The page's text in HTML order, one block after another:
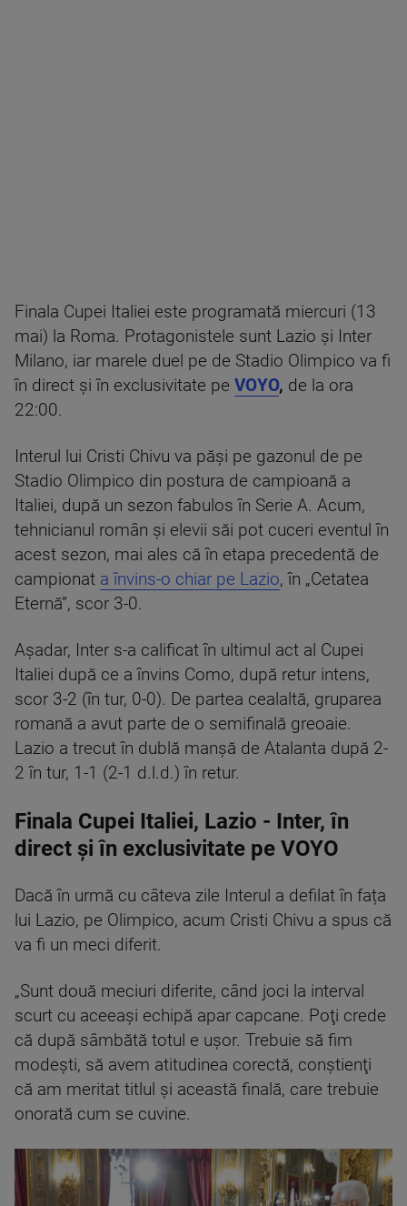
Finala Cupei Italiei este programată miercuri (13
mai) la Roma. Protagonistele sunt Lazio și Inter
Milano, iar marele duel pe de Stadio Olimpico va fi
în direct și în exclusivitate pe VOYO, de la ora
22:00.
Interul lui Cristi Chivu va păși pe gazonul de pe
Stadio Olimpico din postura de campioană a
Italiei, după un sezon fabulos în Serie A. Acum,
tehnicianul român și elevii săi pot cuceri eventul în
acest sezon, mai ales că în etapa precedentă de
campionat a învins-o chiar pe Lazio, în „Cetatea
Eternă”, scor 3-0.
Așadar, Inter s-a calificat în ultimul act al Cupei
Italiei după ce a învins Como, după retur intens,
scor 3-2 (în tur, 0-0). De partea cealaltă, gruparea
romană a avut parte de o semifinală greoaie.
Lazio a trecut în dublă manșă de Atalanta după 2-
2 în tur, 1-1 (2-1 d.l.d.) în retur.
Finala Cupei Italiei, Lazio - Inter, în
direct și în exclusivitate pe VOYO
Dacă în urmă cu câteva zile Interul a defilat în fața
lui Lazio, pe Olimpico, acum Cristi Chivu a spus că
va fi un meci diferit.
„Sunt două meciuri diferite, când joci la interval
scurt cu aceeaşi echipă apar capcane. Poţi crede
că după sâmbătă totul e uşor. Trebuie să fim
modeşti, să avem atitudinea corectă, conştienţi
că am meritat titlul şi această finală, care trebuie
onorată cum se cuvine.